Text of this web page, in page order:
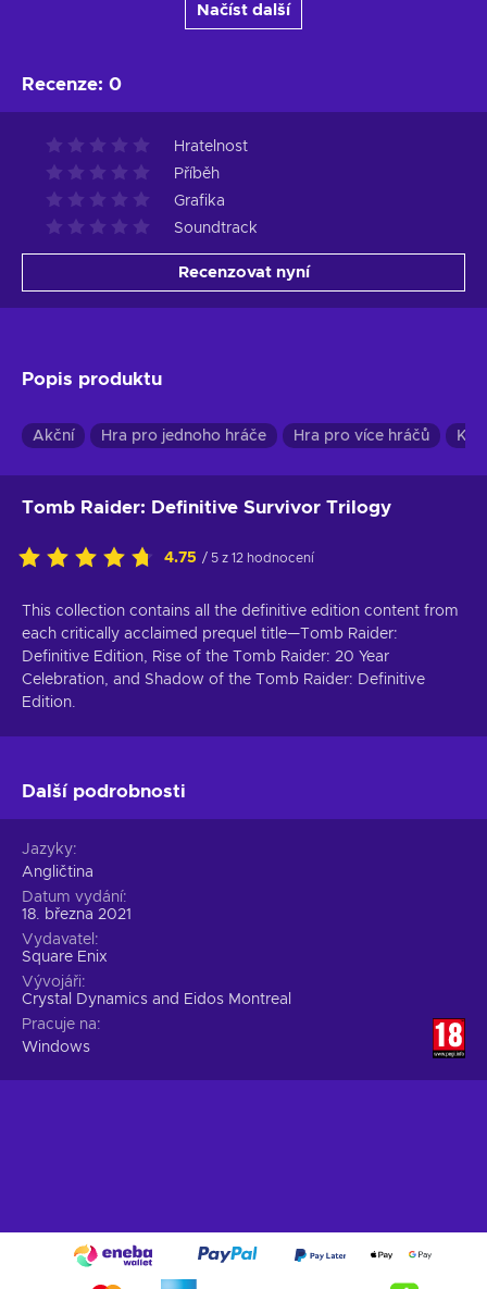
Načíst další
Recenze: 0
Hratelnost
Příběh
Grafika
Soundtrack
Recenzovat nyní
Popis produktu
Akční Hra pro jednoho hráče Hra pro více hráčů
Tomb Raider: Definitive Survivor Trilogy
4.75 / 5 z 12 hodnocení
This collection contains all the definitive edition content from
each critically acclaimed prequel title—Tomb Raider:
Definitive Edition, Rise of the Tomb Raider: 20 Year
Celebration, and Shadow of the Tomb Raider: Definitive
Edition.
Další podrobnosti
Jazyky
Angličtina
Datum vydání
18. března 2021
Vydavatel
Square Enix
Vývojáři
Crystal Dynamics and Eidos Montreal
Pracuje na
Windows